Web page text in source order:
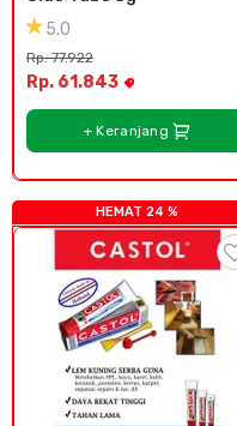
5.0
Rp. 77.922
Rp. 61.843
+ Keranjang
HEMAT 24 %